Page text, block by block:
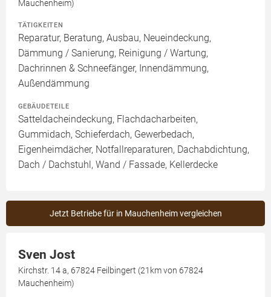
Mauchenheim)
TÄTIGKEITEN
Reparatur, Beratung, Ausbau, Neueindeckung,
Dämmung / Sanierung, Reinigung / Wartung,
Dachrinnen & Schneefänger, Innendämmung,
Außendämmung
GEBÄUDETEILE
Satteldacheindeckung, Flachdacharbeiten,
Gummidach, Schieferdach, Gewerbedach,
Eigenheimdächer, Notfallreparaturen, Dachabdichtung,
Dach / Dachstuhl, Wand / Fassade, Kellerdecke
Jetzt Betriebe für in Mauchenheim vergleichen
Sven Jost
Kirchstr. 14 a, 67824 Feilbingert (21km von 67824
Mauchenheim)